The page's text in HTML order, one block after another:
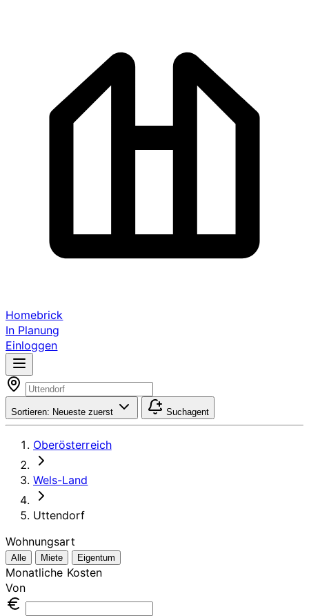
Homebrick
In Planung
Einloggen
Sortieren: Neueste zuerst Suchagent
Oberösterreich
Wels-Land
Uttendorf
Wohnungsart
Alle Miete Eigentum
Monatliche Kosten
Von